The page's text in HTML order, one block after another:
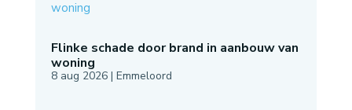
Flinke schade door brand in aanbouw van
woning
8 aug 2026| Emmeloord